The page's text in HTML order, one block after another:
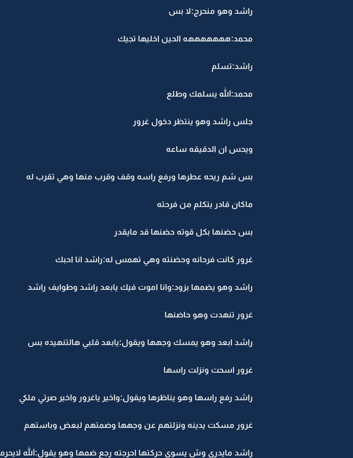
راشد وهو منحرج:لا بس
محمد:هههههههه الحين اخليها تجيك
راشد:تسلم
محمد:الله يسلمك وطلع
جلس راشد وهو ينتظر دخول غرور
ويحس ان الدقيقه ساعه
بس شم ريحه عطرها ورفع راسه وقف وقرب منها وهي تقرب له
ماكان قادر يتكلم من فرحته
بس حضنها بكل قوته حضنها قد مايقدر
غرور كانت فرحانه وحضنته وهي تهمس له:راشد انا احبك
راشد وهو يضمها بزود:وانا اموت فيك يابعد راشد وطوايف راشد
غرور تنهدت وهو حاضنها
راشد ابعد وهو يمسك وجهها ويقول:يابعد قلبي هالتنهيده بس
غرور اسحت ونزلت راسها
راشد رفع راسها وهو يناظرها ويقول:واخير ياغرور واخير صرتي ملكي
غرور مسكت يدينه ونزلتهم عن وجهها وضمتهم لبعض وباستهم
راشد مايدري وش يسوي حركتها احرجته رجع ضمها وهو يقول:الله